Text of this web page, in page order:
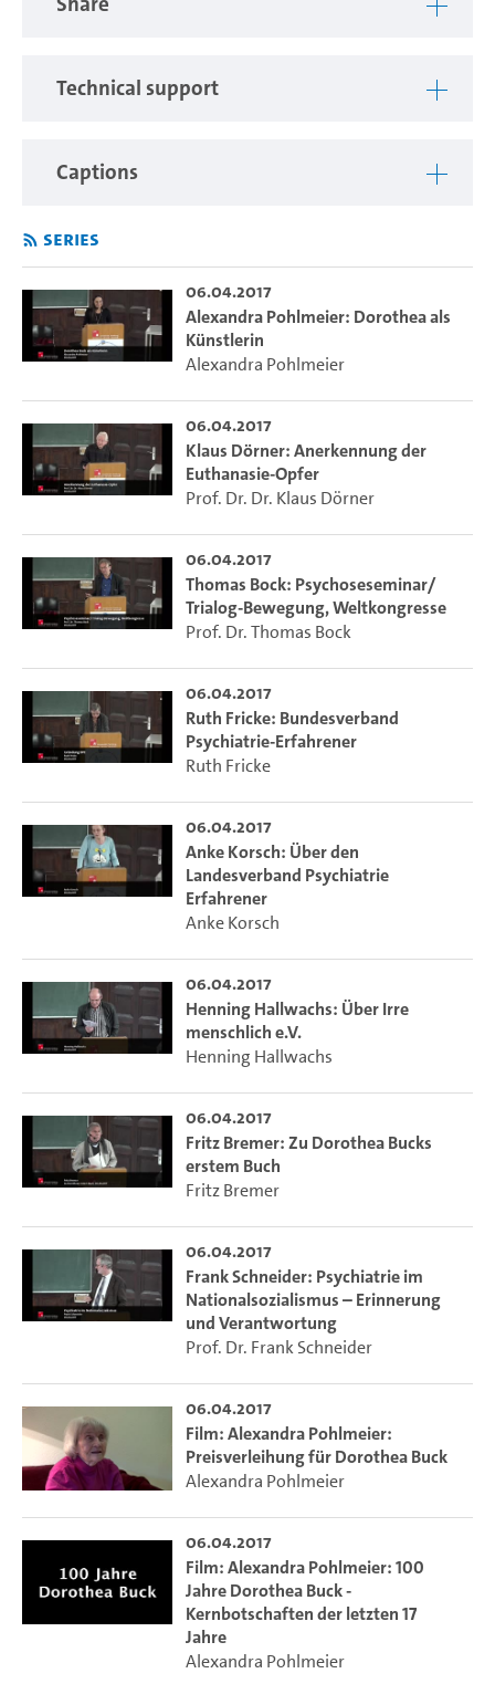
Technical support
Captions
Series
06.04.2017
Alexandra Pohlmeier: Dorothea als
Künstlerin
Alexandra Pohlmeier
06.04.2017
Klaus Dörner: Anerkennung der
Euthanasie-Opfer
Prof. Dr. Dr. Klaus Dörner
06.04.2017
Thomas Bock: Psychoseseminar/
Trialog-Bewegung, Weltkongresse
Prof. Dr. Thomas Bock
06.04.2017
Ruth Fricke: Bundesverband
Psychiatrie-Erfahrener
Ruth Fricke
06.04.2017
Anke Korsch: Über den
Landesverband Psychiatrie
Erfahrener
Anke Korsch
06.04.2017
Henning Hallwachs: Über Irre
menschlich e.V.
Henning Hallwachs
06.04.2017
Fritz Bremer: Zu Dorothea Bucks
erstem Buch
Fritz Bremer
06.04.2017
Frank Schneider: Psychiatrie im
Nationalsozialismus – Erinnerung
und Verantwortung
Prof. Dr. Frank Schneider
06.04.2017
Film: Alexandra Pohlmeier:
Preisverleihung für Dorothea Buck
Alexandra Pohlmeier
06.04.2017
Film: Alexandra Pohlmeier: 100
Jahre Dorothea Buck -
Kernbotschaften der letzten 17
Jahre
Alexandra Pohlmeier